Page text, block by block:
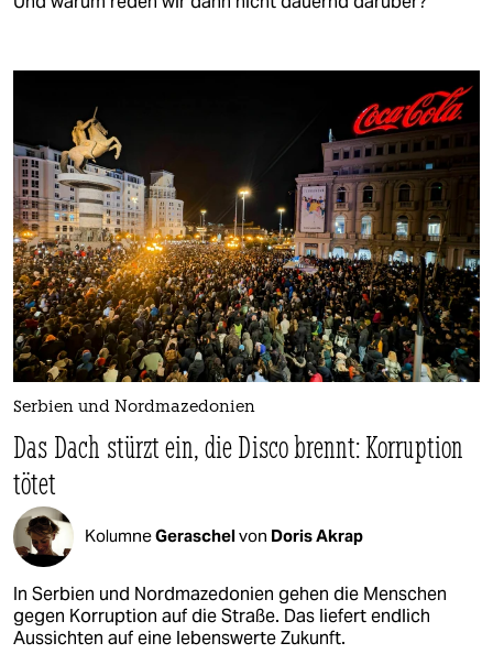
Serbien und Nordmazedonien
Das Dach stürzt ein, die Disco brennt: Korruption
tötet
KolumneGeraschelvon Doris Akrap
In Serbien und Nordmazedonien gehen die Menschen
gegen Korruption auf die Straße. Das liefert endlich
Aussichten auf eine lebenswerte Zukunft.